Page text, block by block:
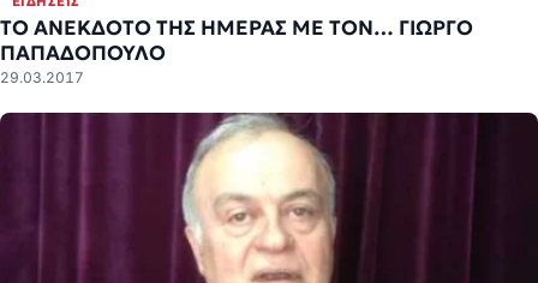
ΤΟ ΑΝΕΚΔΟΤΟ ΤΗΣ ΗΜΕΡΑΣ ΜΕ ΤΟΝ… ΓΙΩΡΓΟ
ΠΑΠΑΔΟΠΟΥΛΟ
29.03.2017